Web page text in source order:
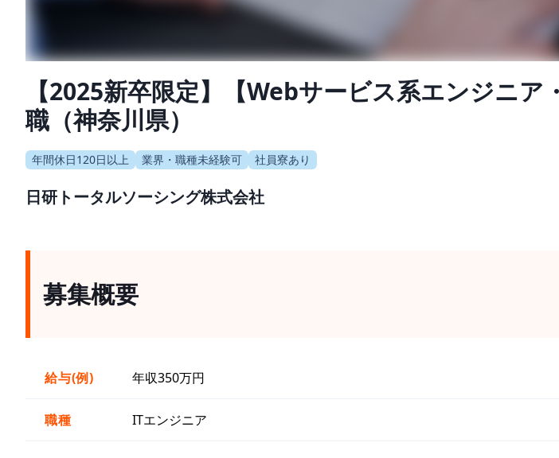
【2025新卒限定】【Webサービス系エンジニ
職（神奈川県）
年間休日120日以上 業界・職種未経験可 社員寮あり
日研トータルソーシング株式会社
募集概要
給与(例) 年収350万円
職種 ITエンジニア